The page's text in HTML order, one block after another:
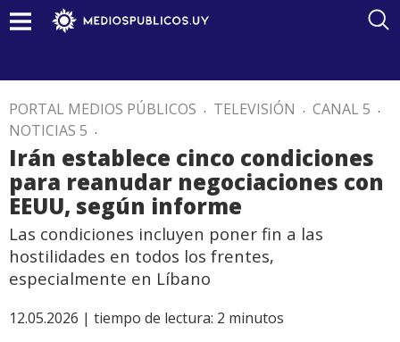
PORTAL MEDIOS PÚBLICOS . TELEVISIÓN . CANAL 5 .
NOTICIAS 5 .
Irán establece cinco condiciones
para reanudar negociaciones con
EEUU, según informe
Las condiciones incluyen poner fin a las
hostilidades en todos los frentes,
especialmente en Líbano
12.05.2026 | tiempo de lectura: 2 minutos